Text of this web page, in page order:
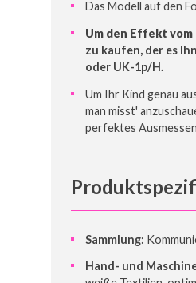
Das Modell auf den
Um den Effekt vom
zu kaufen, der es
oder UK-1p/H.
Um Ihr Kind genau
man misst'
perfektes
Sammlung:
Hand- und